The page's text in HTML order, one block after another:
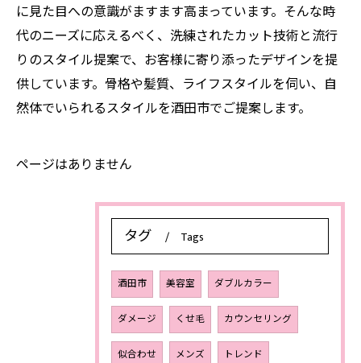
に見た目への意識がますます高まっています。そんな時
代のニーズに応えるべく、洗練されたカット技術と流行
りのスタイル提案で、お客様に寄り添ったデザインを提
供しています。骨格や髪質、ライフスタイルを伺い、自
然体でいられるスタイルを酒田市でご提案します。
ページはありません
タグ Tags
酒田市 美容室 ダブルカラー
ダメージ くせ毛 カウンセリング
似合わせ メンズ トレンド